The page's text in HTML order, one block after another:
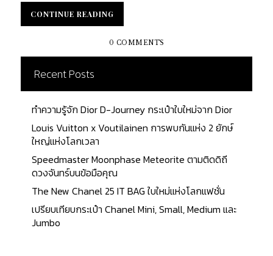
Vuitton ก่อเกิดเป็นผลงานศิลปะอันงดงาม โดยกระเป๋า
ที่ถูกนำมาแต่งแต้มสีสันเหล่านี้ มักเป็นกระเป๋าที่สร้าง
ชื่อเสียงให้กับแบรนด์ รวมทั้งมีการผลิตออกมาใน
จำนวนจำกัด ซึ่งนั่น เป็นการเพิ่มมูลค่าและคุณค่าให้กับ
แบรนด์ไปโดยปริยาย ฤดูกาลแล้วฤดูกาลเล่า ที่ Louis
Vuitton ยังคงจับมือกับศิลปินมากหน้าหลายตา สรร
สร้างผลงานที่ดึงดูดนักสะสมและนักลงทุนได้เป็นอย่าง
ดี โดยกระเป๋าเหล่านี้ ถือครองมูลค่าการขายปลีกใน
ตลาดซื้อขายแบรนด์เนมมือ 2 ถึง 85% อีกทั้งมีแนวโน้ม
ที่จะให้ผลตอบแทนดียิ่งขึ้นหากกระเป๋าอยู่ในสภาพดี
เยี่ยม สำหรับบทความนี้ เรามาทำความรู้จักกับกระเป๋า
รุ่น Limited ที่เปรียบเสมือนดังตำนาน ซึ่งยังคงเป็นที่
กล่าวขานและตามหาของเหล่านักสะสมจนถึงปัจจุบัน
แม้ว่าบางรุ่นจะยุติการผลิตไปแล้วก็ตาม จะมีรุ่นใดบ้าง
นั้น ติดตามไปพร้อมกัน 1. Louis Vuitton x Stephen
Sprouse: Graffiti เริ่มต้นด้วยคอลเล็กชั่น ซึ่งถือได้ว่า
CONTINUE READING
CONTINUE READING
0 COMMENTS
Recent Posts
ทำความรู้จัก Dior D-Journey กระเป๋าใบใหม่จาก Dior
Louis Vuitton x Voutilainen การพบกันแห่ง 2 ยักษ์
ใหญ่แห่งโลกเวลา
Speedmaster Moonphase Meteorite ตามติดดิถี
ดวงจันทร์บนข้อมือคุณ
The New Chanel 25 IT BAG ใบใหม่แห่งโลกแฟชั่น
เปรียบเทียบกระเป๋า Chanel Mini, Small, Medium และ
Jumbo